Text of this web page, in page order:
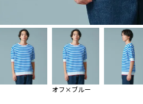
オフ×ブルー